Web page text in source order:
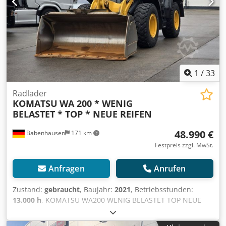
Maschine ideal für professionelle Einsätze. ? Der
permanente Allradantrieb und die leistungsstarke
Hydraulik sorgen für zuverlässige Arbeitsleistung auch bei
schweren Einsatzbedingungen.
1 /33
Babenhausen 171 km
Radlader
KOMATSU WA 200 * WENIG
BELASTET * TOP * NEUE REIFEN
48.990 €
Festpreis zzgl. MwSt.
Anfragen Anrufen
Zustand: gebraucht, Baujahr: 2021, Betriebsstunden:
13.000 h, KOMATSU WA200 WENIG BELASTET TOP NEUE
REIFEN----FAHRZEUG-HISTORIE ORIGINAL LACKIERUNG
KOMPLETTER SERVICE DURCH SCHLÜTER KOMATSU-